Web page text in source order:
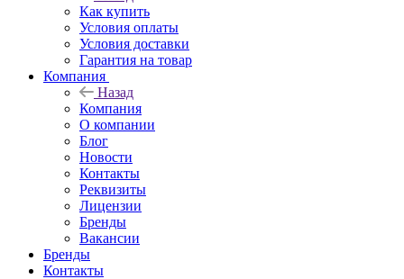
Как купить
Условия оплаты
Условия доставки
Гарантия на товар
Компания
Назад
Компания
О компании
Блог
Новости
Контакты
Реквизиты
Лицензии
Бренды
Вакансии
Бренды
Контакты